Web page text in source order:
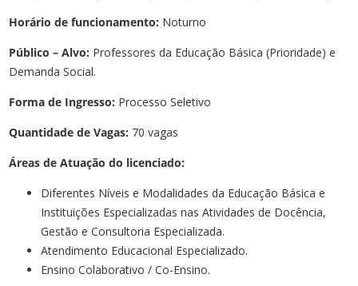
Horário de funcionamento: Noturno
Público – Alvo: Professores da Educação Básica (Prioridade) e
Demanda Social.
Forma de Ingresso: Processo Seletivo
Quantidade de Vagas: 70 vagas
Áreas de Atuação do licenciado:
Diferentes Níveis e Modalidades da Educação Básica e
Instituições Especializadas nas Atividades de Docência,
Gestão e Consultoria Especializada.
Atendimento Educacional Especializado.
Ensino Colaborativo / Co-Ensino.